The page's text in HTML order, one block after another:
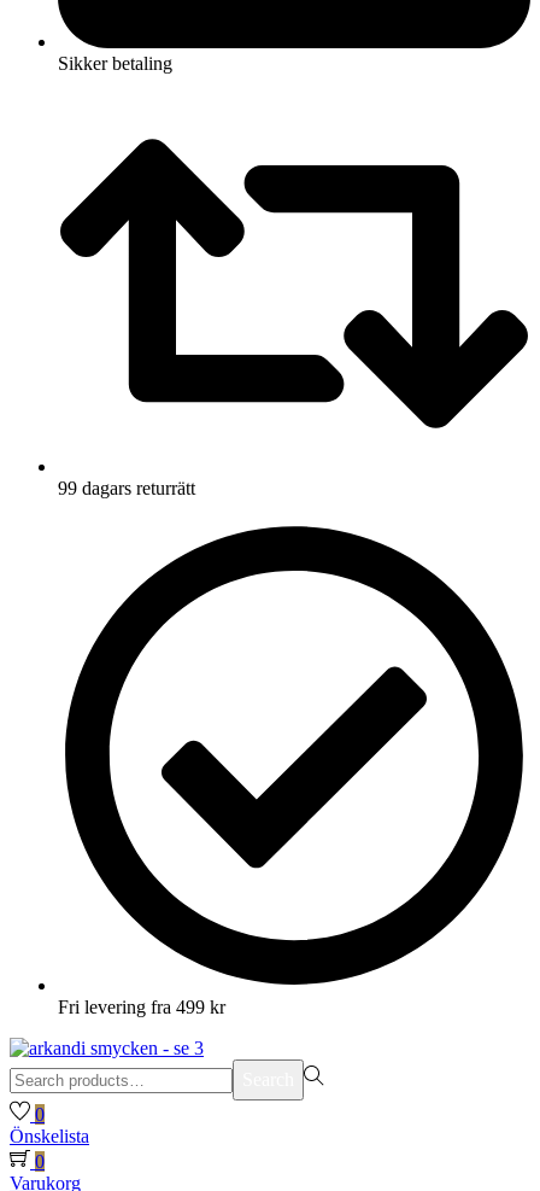
Sikker betaling
99 dagars returrätt
Fri levering fra 499 kr
Search
for:>
0
Önskelista
0
Varukorg